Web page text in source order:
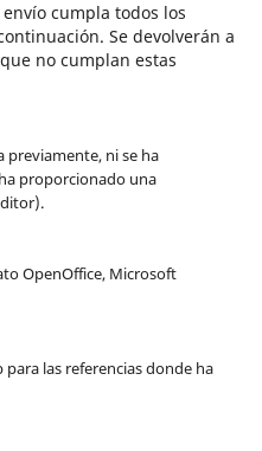
cumpla todos los
Se devolverán a
no cumplan estas
previamente, ni se ha
proporcionado una
OpenOffice, Microsoft
las referencias donde ha